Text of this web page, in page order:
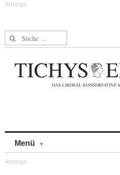
Suche nach:
Menü